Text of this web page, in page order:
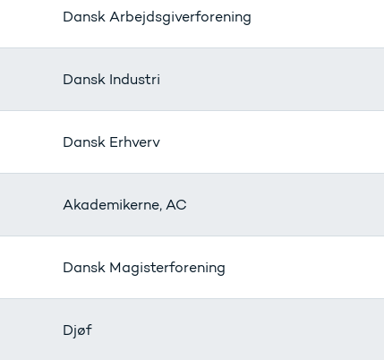
Dansk Arbejdsgiverforening
Dansk Industri
Dansk Erhverv
Akademikerne, AC
Dansk Magisterforening
Djøf